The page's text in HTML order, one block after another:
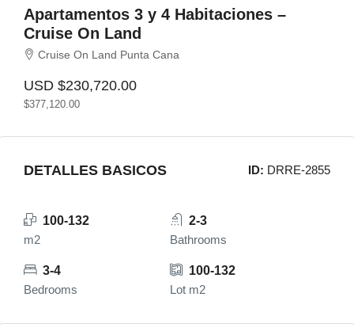
Apartamentos 3 y 4 Habitaciones –
Cruise On Land
Cruise On Land Punta Cana
USD $230,720.00
$377,120.00
DETALLES BASICOS ID: DRRE-2855
100-132
m2
2-3
Bathrooms
3-4
Bedrooms
100-132
Lot m2